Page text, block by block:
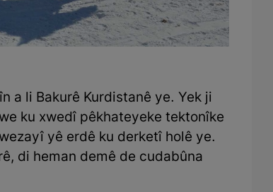
a li Bakurê Kurdistanê ye. Yek ji
ku xwedî pêkhateyeke tektonîke
yê erdê ku derketî holê ye.
di heman demê de cudabûna